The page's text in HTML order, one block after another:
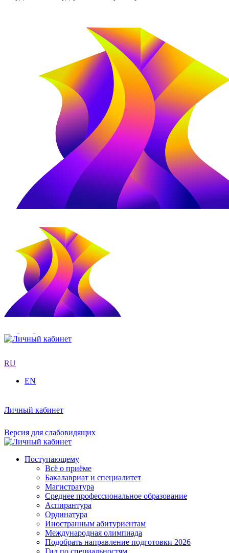
RU
EN
Личный кабинет
Версия для слабовидящих
Поступающему
Всё о приёме
Бакалавриат и специалитет
Магистратура
Среднее профессиональное образование
Аспирантура
Ординатура
Иностранным абитуриентам
Международная олимпиада
Подобрать направление подготовки 2026
Гид по специальностям